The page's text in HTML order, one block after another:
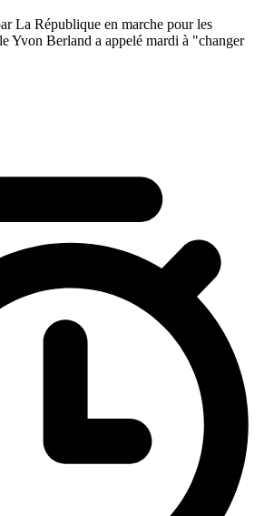
La République en marche pour les
Yvon Berland a appelé mardi à "changer